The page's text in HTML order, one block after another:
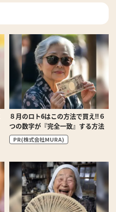
８月のロト6はこの方法で買え!!６
つの数字が『完全一致』する方法
PR(株式会社MURA)